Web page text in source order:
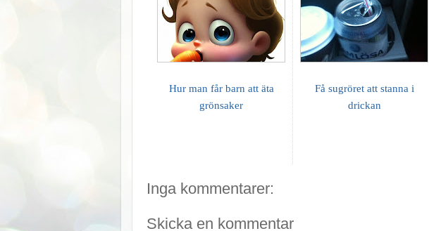
Hur man får barn att äta
grönsaker
Få sugröret att stanna i
drickan
Inga kommentarer:
Skicka en kommentar